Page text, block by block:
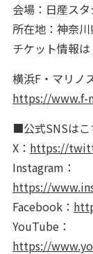
会場：日産スタ
所在地：神奈
チケット情報は
横浜F・マリノ
https://www.f-
■公式SNSはこ
X： https://
Instagram：
https://
Facebook：
YouTube：
https://